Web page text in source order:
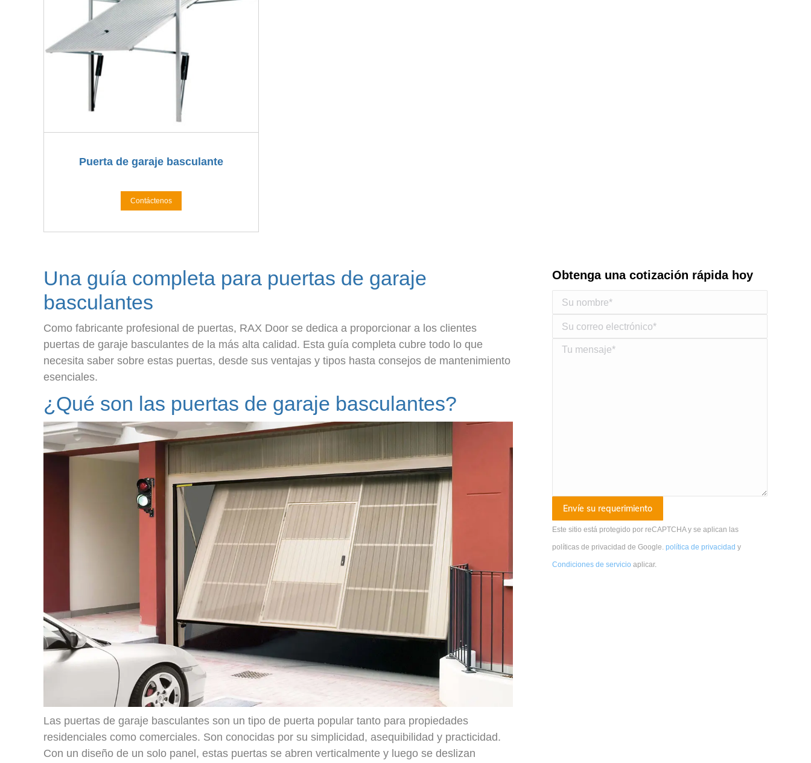
Puerta de garaje basculante
Contáctenos
Una guía completa para puertas de garaje
basculantes
Como fabricante profesional de puertas, RAX Door se dedica a proporcionar a los clientes
puertas de garaje basculantes de la más alta calidad. Esta guía completa cubre todo lo que
necesita saber sobre estas puertas, desde sus ventajas y tipos hasta consejos de mantenimiento
esenciales.
¿Qué son las puertas de garaje basculantes?
Las puertas de garaje basculantes son un tipo de puerta popular tanto para propiedades
residenciales como comerciales. Son conocidas por su simplicidad, asequibilidad y practicidad.
Con un diseño de un solo panel, estas puertas se abren verticalmente y luego se deslizan
Obtenga una cotización rápida hoy
Este sitio está protegido por reCAPTCHA y se aplican las
políticas de privacidad de Google.política de privacidad y
Condiciones de servicio aplicar.